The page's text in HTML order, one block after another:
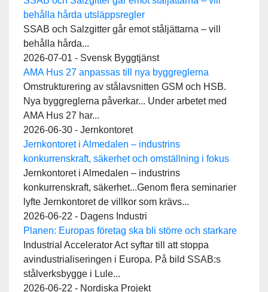
behålla hårda utsläppsregler
SSAB och Salzgitter går emot ståljättarna – vill
behålla hårda...
2026-07-01 - Svensk Byggtjänst
AMA Hus 27 anpassas till nya byggreglerna
Omstrukturering av stålavsnitten GSM och HSB.
Nya byggreglerna påverkar... Under arbetet med
AMA Hus 27 har...
2026-06-30 - Jernkontoret
Jernkontoret i Almedalen – industrins
konkurrenskraft, säkerhet och omställning i fokus
Jernkontoret i Almedalen – industrins
konkurrenskraft, säkerhet...Genom flera seminarier
lyfte Jernkontoret de villkor som krävs...
2026-06-22 - Dagens Industri
Planen: Europas företag ska bli större och starkare
Industrial Accelerator Act syftar till att stoppa
avindustrialiseringen i Europa. På bild SSAB:s
stålverksbygge i Lule...
2026-06-22 - Nordiska Projekt